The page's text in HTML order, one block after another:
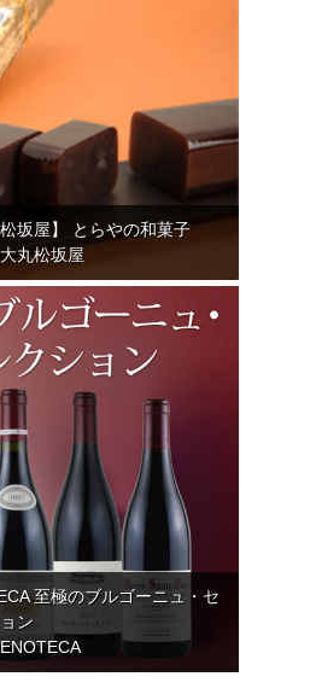
松坂屋】 とらやの和菓子
丸松坂屋
至極のブルゴーニュ・セ
ン